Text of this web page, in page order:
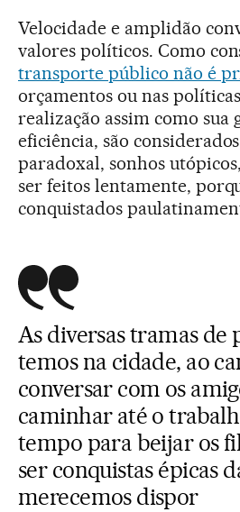
Velocidade e amplidão
valores políticos. Como
transporte público não é
orçamentos ou nas
realização assim como sua
eficiência, são
paradoxal, sonhos
ser feitos lentamente,
conquistados
As diversas tramas de
temos na cidade, ao
conversar com os
caminhar até o
tempo para beijar os
ser conquistas épicas
merecemos dispor